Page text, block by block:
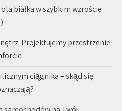
białka w szybkim wzroście
Projektujemy przestrzenie
ciągnika – skąd się